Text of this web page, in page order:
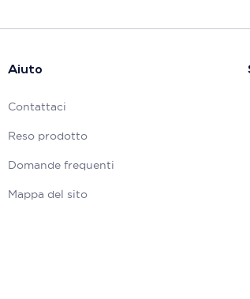
Aiuto
Contattaci
Reso prodotto
Domande frequenti
Mappa del sito